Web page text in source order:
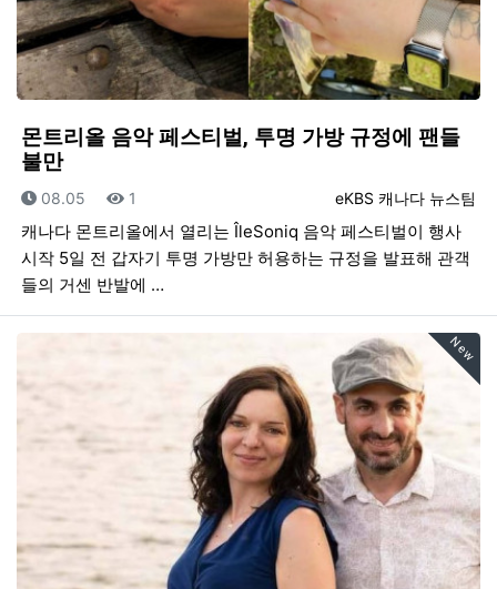
몬트리올 음악 페스티벌, 투명 가방 규정에 팬들
불만
등록자
eKBS 캐나다 뉴스팀
등록일
08.05 조회
1
캐나다 몬트리올에서 열리는 ÎleSoniq 음악 페스티벌이 행사
시작 5일 전 갑자기 투명 가방만 허용하는 규정을 발표해 관객
들의 거센 반발에 …
New